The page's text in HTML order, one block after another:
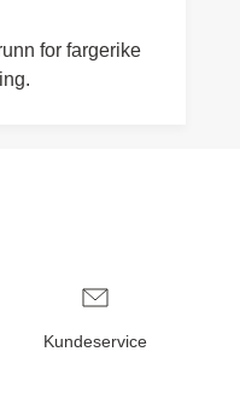
for fargerike
Kundeservice